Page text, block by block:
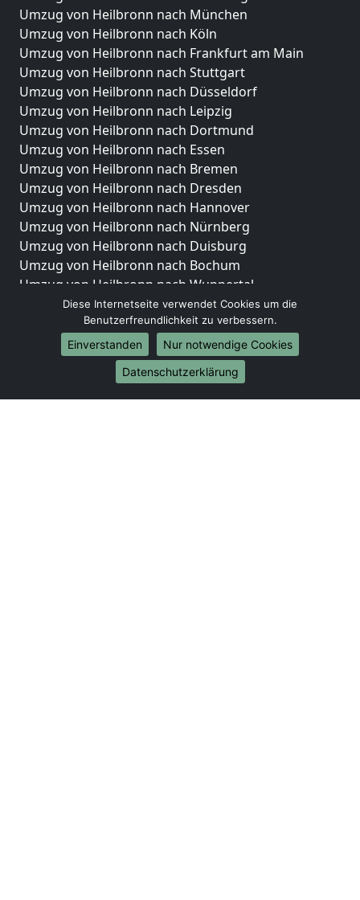
Umzug von Heilbronn nach München
Umzug von Heilbronn nach Köln
Umzug von Heilbronn nach Frankfurt am Main
Umzug von Heilbronn nach Stuttgart
Umzug von Heilbronn nach Düsseldorf
Umzug von Heilbronn nach Leipzig
Umzug von Heilbronn nach Dortmund
Umzug von Heilbronn nach Essen
Umzug von Heilbronn nach Bremen
Umzug von Heilbronn nach Dresden
Umzug von Heilbronn nach Hannover
Umzug von Heilbronn nach Nürnberg
Umzug von Heilbronn nach Duisburg
Umzug von Heilbronn nach Bochum
Umzug von Heilbronn nach Wuppertal
Umzug von Heilbronn nach Bielefeld
Umzug von Heilbronn nach Bonn
Umzug von Heilbronn nach Münster
Internationale-Umzüge
Umzug von Heilbronn nach Brasilien
Diese Internetseite verwendet Cookies um die
Benutzerfreundlichkeit zu verbessern.
Einverstanden
Nur notwendige Cookies
Datenschutzerklärung